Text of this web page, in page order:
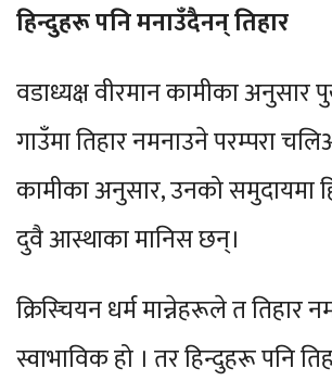
हिन्दुहरू पनि मनाउँदैनन् तिहार
वडाध्यक्ष वीरमान कामीका अनुसार
गाउँमा तिहार नमनाउने परम्परा
कामीका अनुसार, उनको समुदायमा
दुवै आस्थाका मानिस छन्।
क्रिस्चियन धर्म मान्नेहरूले त तिहार
स्वाभाविक हो । तर हिन्दुहरू पनि